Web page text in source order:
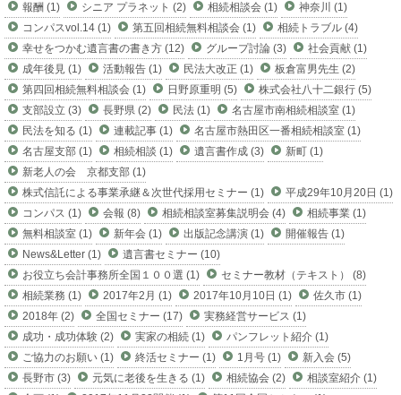
報酬 (1)
シニア プラネット (2) 相続相談会 (1)
神奈川 (1)
コンパスvol.14 (1)
第五回相続無料相談会 (1)
相続トラブル (4)
幸せをつかむ遺言書の書き方 (12)
グループ討論 (3)
社会貢献 (1)
成年後見 (1)
活動報告 (1) 民法大改正 (1)
板倉富男先生 (2)
第四回相続無料相談会 (1)
日野原重明 (5)
株式会社八十二銀行 (5)
支部設立 (3)
長野県 (2) 民法 (1)
名古屋市南相続相談室 (1)
民法を知る (1)
連載記事 (1)
名古屋市熱田区一番相続相談室 (1)
名古屋支部 (1)
相続相談 (1) 遺言書作成 (3)
新町 (1)
新老人の会 京都支部 (1)
株式信託による事業承継＆次世代採用セミナー (1)
平成29年10月20日 (1)
コンパス (1)
会報 (8) 相続相談室募集説明会 (4)
相続事業 (1)
無料相談室 (1)
新年会 (1) 出版記念講演 (1)
開催報告 (1)
News&Letter (1)
遺言書セミナー (10)
お役立ち会計事務所全国１００選 (1)
セミナー教材（テキスト） (8)
相続業務 (1)
2017年2月 (1) 2017年10月10日 (1)
佐久市 (1)
2018年 (2)
全国セミナー (17)
実務経営サービス (1)
成功・成功体験 (2)
実家の相続 (1)
パンフレット紹介 (1)
ご協力のお願い (1)
終活セミナー (1) 1月号 (1)
新入会 (5)
長野市 (3)
元気に老後を生きる (1) 相続協会 (2)
相談室紹介 (1)